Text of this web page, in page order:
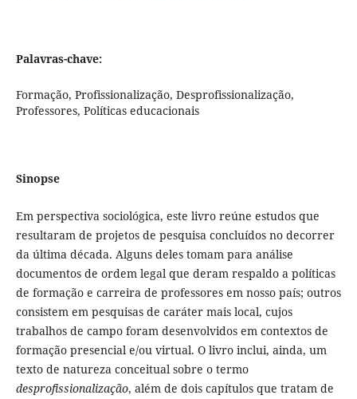
Palavras-chave:
Formação, Profissionalização, Desprofissionalização,
Professores, Políticas educacionais
Sinopse
Em perspectiva sociológica, este livro reúne estudos que
resultaram de projetos de pesquisa concluídos no decorrer
da última década. Alguns deles tomam para análise
documentos de ordem legal que deram respaldo a políticas
de formação e carreira de professores em nosso país; outros
consistem em pesquisas de caráter mais local, cujos
trabalhos de campo foram desenvolvidos em contextos de
formação presencial e/ou virtual. O livro inclui, ainda, um
texto de natureza conceitual sobre o termo
desprofissionalização, além de dois capítulos que tratam de